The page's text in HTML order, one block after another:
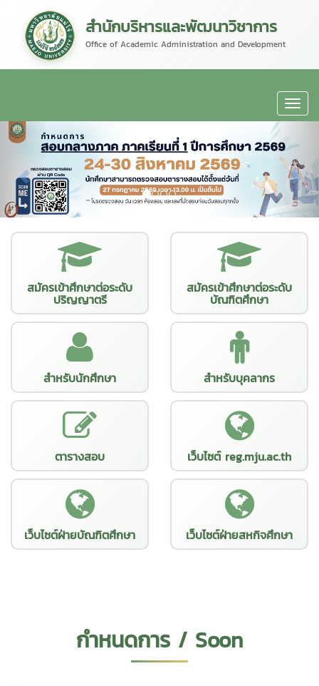
สำนักบริหารและพัฒนาวิชาการ
Office of Academic Administration and Development
สมัครเข้าศึกษาต่อระดับ
ปริญญาตรี
สมัครเข้าศึกษาต่อระดับ
บัณฑิตศึกษา
สำหรับนักศึกษา สำหรับบุคลากร
ตารางสอบ เว็บไซต์ reg.mju.ac.th
เว็บไซต์ฝ่ายบัณฑิตศึกษา เว็บไซต์ฝ่ายสหกิจศึกษา
กำหนดการ / Soon